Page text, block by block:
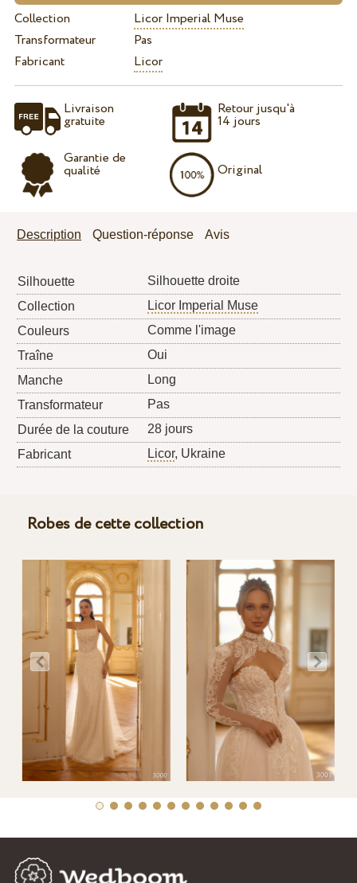
Collection
Licor Imperial Muse
Transformateur
Pas
Fabricant
Licor
Livraison
gratuite
Garantie de
qualité
Retour jusqu'à
14 jours
Original
Description Question-réponse Avis
Silhouette
Silhouette droite
Collection
Licor Imperial Muse
Couleurs
Comme l'image
Traîne
Oui
Manche
Long
Transformateur
Pas
Durée de la couture
28 jours
Fabricant
Licor, Ukraine
Robes de cette collection